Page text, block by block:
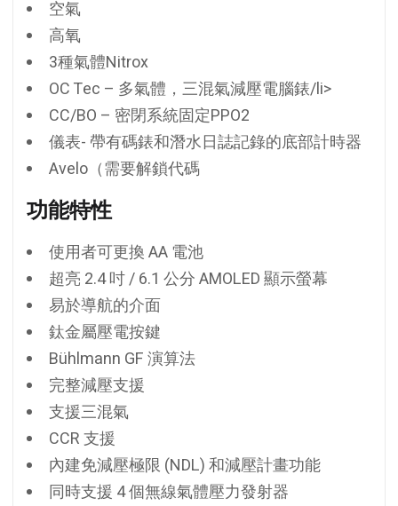
空氣
高氧
3種氣體Nitrox
OC Tec – 多氣體，三混氣減壓電腦錶/li>
CC/BO – 密閉系統固定PPO2
儀表- 帶有碼錶和潛水日誌記錄的底部計時器
Avelo（需要解鎖代碼
功能特性
使用者可更換 AA 電池
超亮 2.4 吋 / 6.1 公分 AMOLED 顯示螢幕
易於導航的介面
鈦金屬壓電按鍵
Bühlmann GF 演算法
完整減壓支援
支援三混氣
CCR 支援
內建免減壓極限 (NDL) 和減壓計畫功能
同時支援 4 個無線氣體壓力發射器